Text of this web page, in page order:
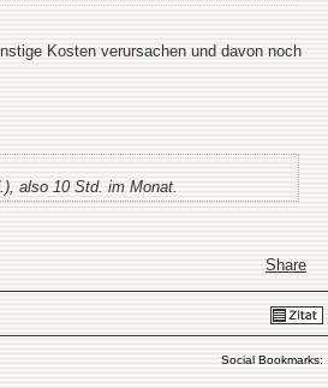
Kosten verursachen und davon noch
also 10 Std. im Monat.
Share
Social Bookmarks: